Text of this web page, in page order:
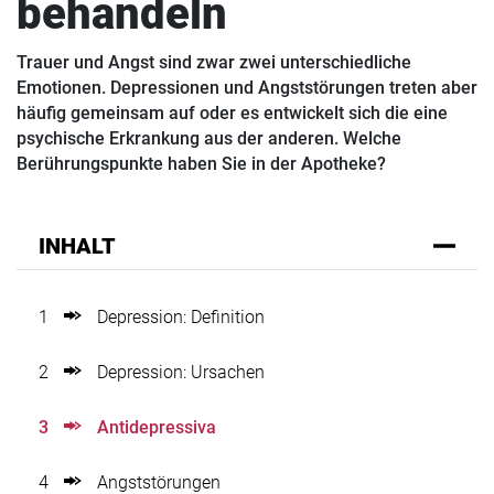
behandeln
Trauer und Angst sind zwar zwei unterschiedliche
Emotionen. Depressionen und Angststörungen treten aber
häufig gemeinsam auf oder es entwickelt sich die eine
psychische Erkrankung aus der anderen. Welche
Berührungspunkte haben Sie in der Apotheke?
INHALT
1 Depression: Definition
2 Depression: Ursachen
3 Antidepressiva
4 Angststörungen